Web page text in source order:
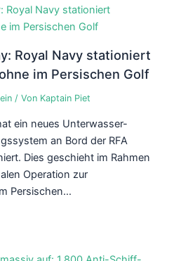
Royal Navy stationiert
im Persischen Golf
/ Von Kaptain Piet
ein neues Unterwasser-
an Bord der RFA
Dies geschieht im Rahmen
Operation zur
Persischen…